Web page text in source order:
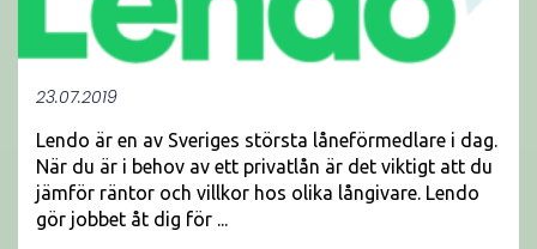
23.07.2019
Lendo är en av Sveriges största låneförmedlare i dag.
När du är i behov av ett privatlån är det viktigt att du
jämför räntor och villkor hos olika långivare. Lendo
gör jobbet åt dig för ...